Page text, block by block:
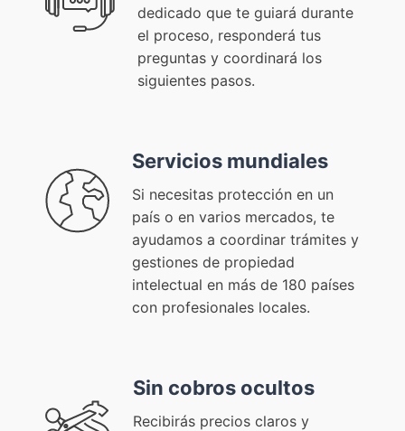
dedicado que te guiará durante
el proceso, responderá tus
preguntas y coordinará los
siguientes pasos.
Servicios mundiales
Si necesitas protección en un
país o en varios mercados, te
ayudamos a coordinar trámites y
gestiones de propiedad
intelectual en más de 180 países
con profesionales locales.
Sin cobros ocultos
Recibirás precios claros y